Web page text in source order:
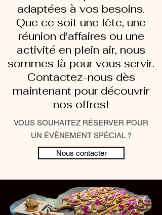
adaptées à vos besoins.
Que ce soit une fête, une
réunion d'affaires ou une
activité en plein air, nous
sommes là pour vous servir.
Contactez-nous dès
maintenant pour découvrir
nos offres!
VOUS SOUHAITEZ RÉSERVER POUR
UN ÉVÈNEMENT SPÉCIAL ?
Nous contacter